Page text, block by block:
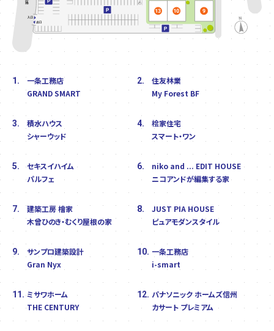
1.
一条工務店
GRAND SMART
2.
住友林業
My Forest BF
3.
積水ハウス
シャーウッド
4.
桧家住宅
スマート・ワン
5.
セキスイハイム
パルフェ
6.
niko and ... EDIT HOUSE
ニコアンドが編集する家
7.
建築工房 檜家
木曾ひのき・むくり屋根の家
8.
JUST PIA HOUSE
ピュアモダンスタイル
9.
サンプロ建築設計
Gran Nyx
10. 一条工務店
i-smart
11. ミサワホーム
THE CENTURY
12. パナソニック ホームズ信州
カサート プレミアム